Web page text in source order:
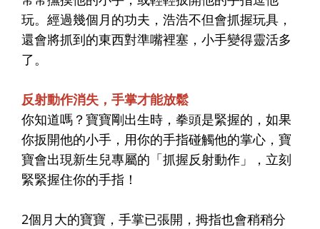
玩。經過幾個月的功夫，浩浩不但會抓握玩具，
還會將抓到的東西對準嘴裡塞，小手變得靈活多
了。
反射動作消失，手掌才能放鬆
你知道嗎？寶寶剛出生時，拳頭是緊握的，如果
你扳開他的小手，用你的手指碰觸他的掌心，寶
寶會出現新生兒專屬的「抓握反射動作」，立刻
緊緊握住你的手指！
2個月大的寶寶，手掌已張開，拇指也會稍稍分